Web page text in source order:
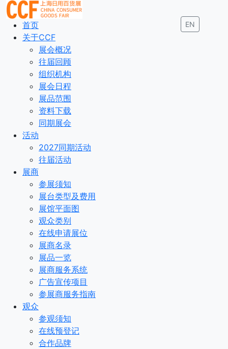
EN
首页
关于CCF
展会概况
往届回顾
组织机构
展会日程
展品范围
资料下载
同期展会
活动
2027同期活动
往届活动
展商
参展须知
展台类型及费用
展馆平面图
观众类别
在线申请展位
展商名录
展品一览
展商服务系统
广告宣传项目
参展商服务指南
观众
参观须知
在线预登记
合作品牌